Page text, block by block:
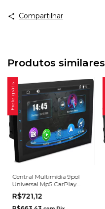
Compartilhar
Produtos similares
Frete grátis
Central Multimídia 9pol
Universal Mp5 CarPlay
Android Auto Sem Fio
Espelhamento Android IOS
R$721,12